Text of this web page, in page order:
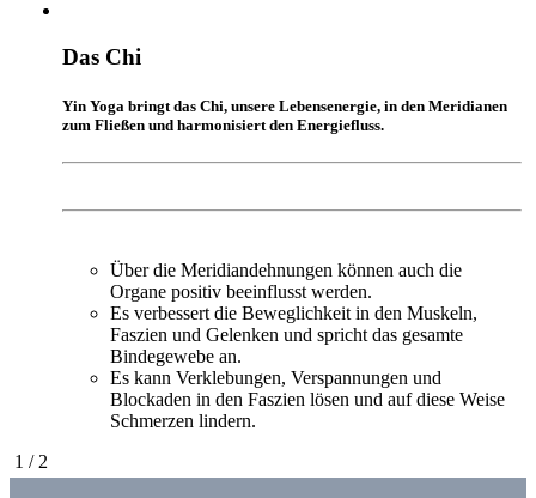
Das Chi
Yin Yoga bringt das Chi, unsere Lebensenergie, in den Meridianen
zum Fließen und harmonisiert den Energiefluss.
Über die Meridiandehnungen können auch die
Organe positiv beeinflusst werden.
Es verbessert die Beweglichkeit in den Muskeln,
Faszien und Gelenken und spricht das gesamte
Bindegewebe an.
Es kann Verklebungen, Verspannungen und
Blockaden in den Faszien lösen und auf diese Weise
Schmerzen lindern.
1 / 2